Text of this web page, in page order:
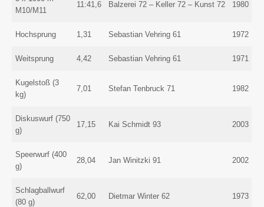
M10/M11
11:41,6 Balzerei 72 – Keller 72 – Kunst 72 1980
Hochsprung 1,31 Sebastian Vehring 61 1972
Weitsprung 4,42 Sebastian Vehring 61 1971
Kugelstoß (3
kg)
7,01 Stefan Tenbruck 71 1982
Diskuswurf (750
g)
17,15 Kai Schmidt 93 2003
Speerwurf (400
g)
28,04 Jan Winitzki 91 2002
Schlagballwurf
(80 g)
62,00 Dietmar Winter 62 1973